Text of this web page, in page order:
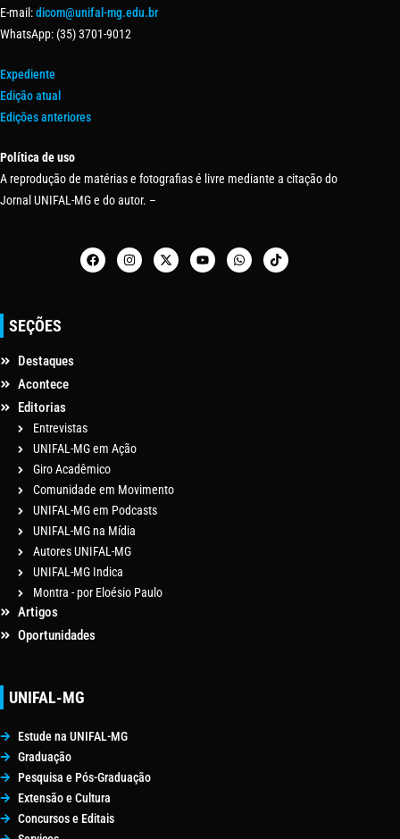
E-mail:dicom@unifal-mg.edu.br
WhatsApp: (35) 3701-9012
Expediente
Edição atual
Edições anteriores
Política de uso
A reprodução de matérias e fotografias é livre mediante a citação do
Jornal UNIFAL-MG e do autor. –
SEÇÕES
Destaques
Acontece
Editorias
Entrevistas
UNIFAL-MG em Ação
Giro Acadêmico
Comunidade em Movimento
UNIFAL-MG em Podcasts
UNIFAL-MG na Mídia
Autores UNIFAL-MG
UNIFAL-MG Indica
Montra - por Eloésio Paulo
Artigos
Oportunidades
UNIFAL-MG
Estude na UNIFAL-MG
Graduação
Pesquisa e Pós-Graduação
Extensão e Cultura
Concursos e Editais